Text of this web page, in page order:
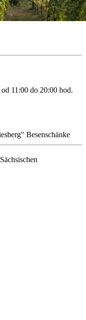
11:00 do 20:00 hod.
Besenschänke